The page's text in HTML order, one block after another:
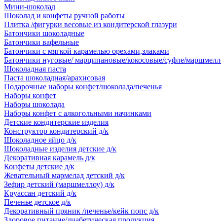
Мини-шоколад
Шоколад и конфеты ручной работы
Плитка /фигурки весовые из кондитерской глазури
Батончики шоколадные
Батончики вафельные
Батончики с мягкой карамелью орехами,злаками
Батончики нуговые/ марципановые/кокосовые/суфле/
Шоколадная паста
Паста шоколадная/арахисовая
Подарочные наборы конфет/шоколада/печенья
Наборы конфет
Наборы шоколада
Наборы конфет с алкогольными начинками
Детские кондитерские изделия
Конструктор кондитерский д/к
Шоколадное яйцо д/к
Шоколадные изделия детские д/к
Декоративная карамель д/к
Конфеты детские д/к
Жевательный мармелад детский д/к
Зефир детский (маршмеллоу) д/к
Круассан детский д/к
Печенье детское д/к
Декоративный пряник /печенье/кейк попс д/к